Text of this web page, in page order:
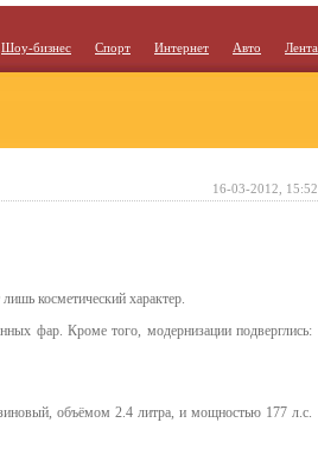
Шоу-бизнес Спорт Интернет Авто Лента
косметический характер.
фар. Кроме того, модернизации подверглись:
объёмом 2.4 литра, и мощностью 177 л.с.
16-03-2012, 15:52